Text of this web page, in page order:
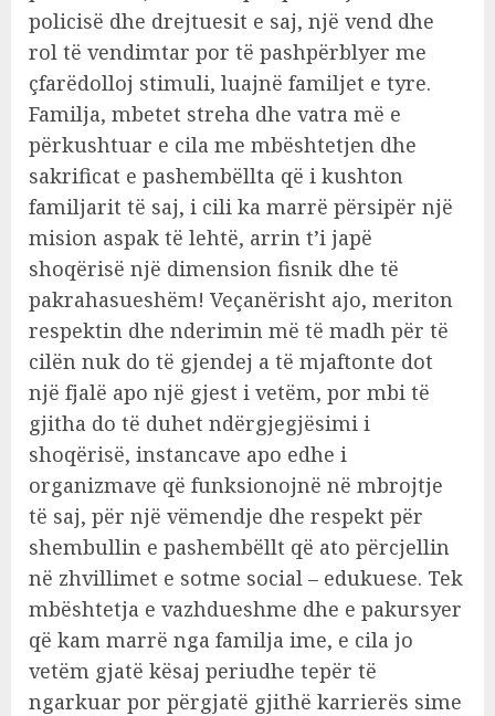
policisë dhe drejtuesit e saj, një vend dhe
rol të vendimtar por të pashpërblyer me
çfarëdolloj stimuli, luajnë familjet e tyre.
Familja, mbetet streha dhe vatra më e
përkushtuar e cila me mbështetjen dhe
sakrificat e pashembëllta që i kushton
familjarit të saj, i cili ka marrë përsipër një
mision aspak të lehtë, arrin t’i japë
shoqërisë një dimension fisnik dhe të
pakrahasueshëm! Veçanërisht ajo, meriton
respektin dhe nderimin më të madh për të
cilën nuk do të gjendej a të mjaftonte dot
një fjalë apo një gjest i vetëm, por mbi të
gjitha do të duhet ndërgjegjësimi i
shoqërisë, instancave apo edhe i
organizmave që funksionojnë në mbrojtje
të saj, për një vëmendje dhe respekt për
shembullin e pashembëllt që ato përcjellin
në zhvillimet e sotme social – edukuese. Tek
mbështetja e vazhdueshme dhe e pakursyer
që kam marrë nga familja ime, e cila jo
vetëm gjatë kësaj periudhe tepër të
ngarkuar por përgjatë gjithë karrierës sime